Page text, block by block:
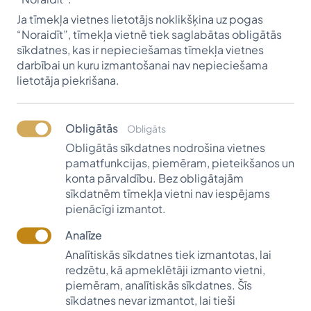
uzņēmumu, kas sniegtu ieguldījumu ekonomikas
attīstībā un nodrošinātu darba vietas iedzīvotājiem.
Visvaldis Dzenis – agronoms, izgudrotājs, siera
siešanas un fasēšanas iekārtu ražošanas uzņēmumu
prezidents, Latvijas Zemnieku savienības
izglītību turpinājis Hohenheimas lauksaimniecības
universitātē, mācījies Vangenas piensaimniecības
institūtā. 1959. gadā Visvaldis Dzenis patentējis siera
porciju veidošanas mašīnu un sācis patstāvīgā
uzņēmēja gaitas ASV. Dzīvesbiedre Sigrīda allaž bijusi
grāmatvedību un lietvedību. Kopā uzaudzināti un
izskoloti četri bērni, kurus papildina krietns pulciņš
mazbērnu. Visvaldis Dzenis bijis daudzu latviešu
organizāciju biedrs, piedalījies grāmatas
Ja tīmekļa vietnes lietotājs noklikšķina uz pogas
“Noraidīt”, tīmekļa vietnē tiek saglabātas obligātās
sīkdatnes, kas ir nepieciešamas tīmekļa vietnes
darbībai un kuru izmantošanai nav nepieciešama
lietotāja piekrišana.
Obligātās Obligāts
Obligātās sīkdatnes nodrošina vietnes
pamatfunkcijas, piemēram, pieteikšanos un
konta pārvaldību. Bez obligātajām
sīkdatnēm tīmekļa vietni nav iespējams
pienācīgi izmantot.
Analīze
Analītiskās sīkdatnes tiek izmantotas, lai
redzētu, kā apmeklētāji izmanto vietni,
piemēram, analītiskās sīkdatnes. Šīs
sīkdatnes nevar izmantot, lai tieši